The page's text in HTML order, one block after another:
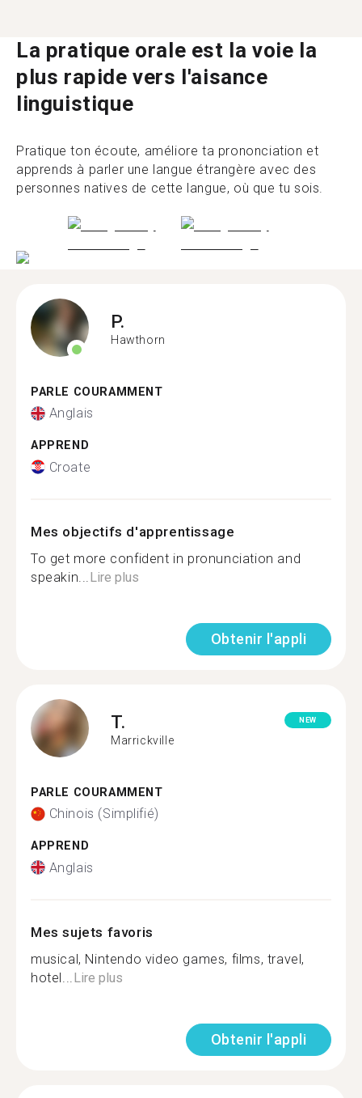
La pratique orale est la voie la
plus rapide vers l'aisance
linguistique
Pratique ton écoute, améliore ta prononciation et
apprends à parler une langue étrangère avec des
personnes natives de cette langue, où que tu sois.
P.
Hawthorn
PARLE COURAMMENT
Anglais
APPREND
Croate
Mes objectifs d'apprentissage
To get more confident in pronunciation and
speakin... Lire plus
Obtenir l'appli
T.
Marrickville
NEW
PARLE COURAMMENT
Chinois (Simplifié)
APPREND
Anglais
Mes sujets favoris
musical, Nintendo video games, films, travel,
hotel... Lire plus
Obtenir l'appli